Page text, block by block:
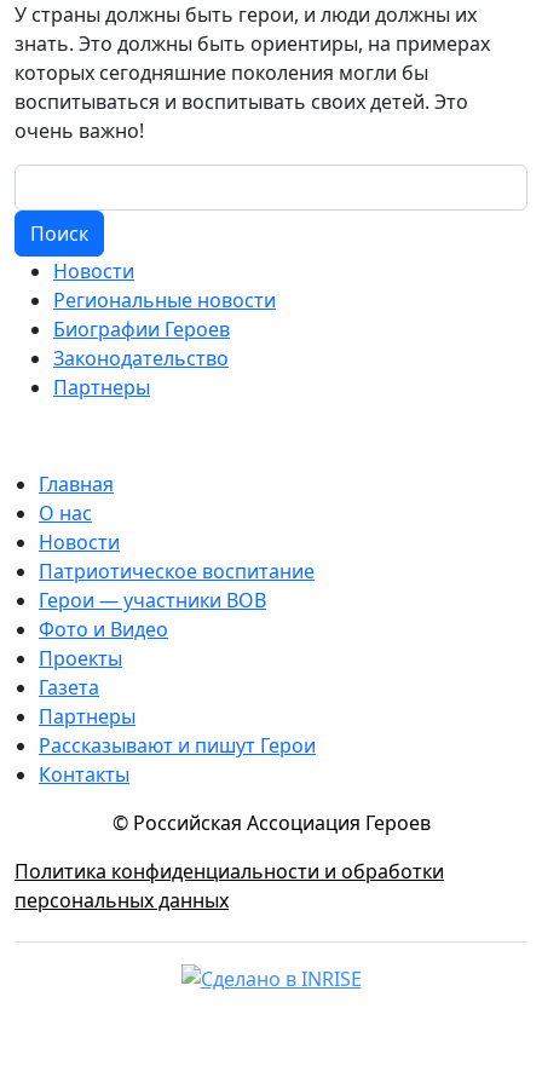
У страны должны быть герои, и люди должны их
знать. Это должны быть ориентиры, на примерах
которых сегодняшние поколения могли бы
воспитываться и воспитывать своих детей. Это
очень важно!
Поиск
Новости
Региональные новости
Биографии Героев
Законодательство
Партнеры
Главная
О нас
Новости
Патриотическое воспитание
Герои — участники ВОВ
Фото и Видео
Проекты
Газета
Партнеры
Рассказывают и пишут Герои
Контакты
© Российская Ассоциация Героев
Политика конфиденциальности и обработки
персональных данных